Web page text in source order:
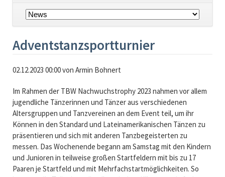
Navigation
überspringen
Adventstanzsportturnier
02.12.2023 00:00von Armin Bohnert
Im Rahmen der TBW Nachwuchstrophy 2023 nahmen vor allem
jugendliche Tänzerinnen und Tänzer aus verschiedenen
Altersgruppen und Tanzvereinen an dem Event teil, um ihr
Können in den Standard und Lateinamerikanischen Tänzen zu
präsentieren und sich mit anderen Tanzbegeisterten zu
messen. Das Wochenende begann am Samstag mit den Kindern
und Junioren in teilweise großen Startfeldern mit bis zu 17
Paaren je Startfeld und mit Mehrfachstartmöglichkeiten. So